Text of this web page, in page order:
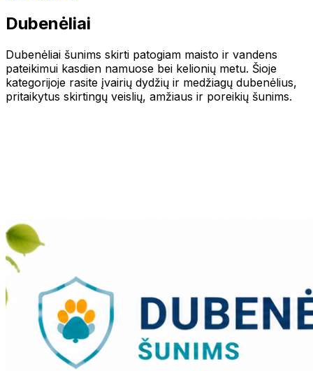
Dubenėliai
Dubenėliai šunims skirti patogiam maisto ir vandens
pateikimui kasdien namuose bei kelionių metu. Šioje
kategorijoje rasite įvairių dydžių ir medžiagų dubenėlius,
pritaikytus skirtingų veislių, amžiaus ir poreikių šunims.